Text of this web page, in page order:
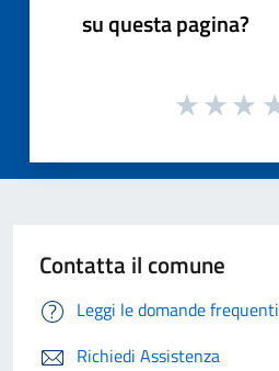
su questa pagina?
Contatta il comune
Leggi le domande frequenti
Richiedi Assistenza